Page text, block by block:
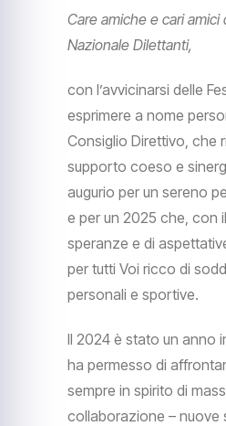
Care amiche e cari amici
Nazionale Dilettanti,
con l’avvicinarsi delle
esprimere a nome
Consiglio Direttivo, che
supporto coeso e
augurio per un sereno
e per un 2025 che, con
speranze e di
per tutti Voi ricco di
personali e sportive.
Il 2024 è stato un anno
ha permesso di
sempre in spirito di
collaborazione – nuove